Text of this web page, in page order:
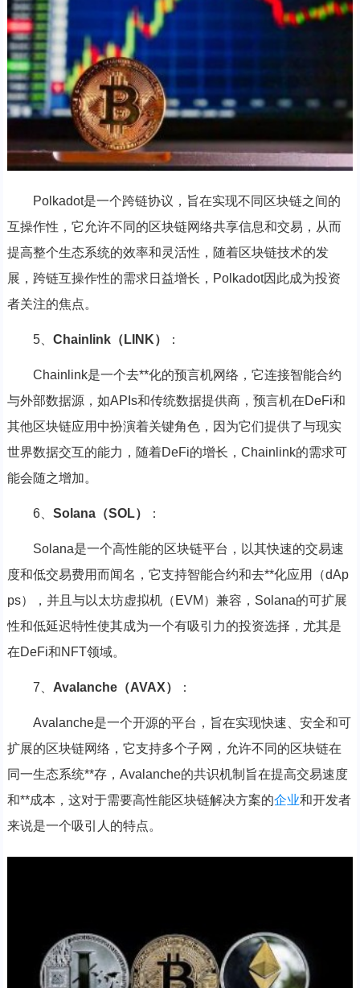
Polkadot是一个跨链协议，旨在实现不同区块链之间的
互操作性，它允许不同的区块链网络共享信息和交易，从而
提高整个生态系统的效率和灵活性，随着区块链技术的发
展，跨链互操作性的需求日益增长，Polkadot因此成为投资
者关注的焦点。
5、 Chainlink（LINK） ：
Chainlink是一个去**化的预言机网络，它连接智能合约
与外部数据源，如APIs和传统数据提供商，预言机在DeFi和
其他区块链应用中扮演着关键角色，因为它们提供了与现实
世界数据交互的能力，随着DeFi的增长，Chainlink的需求可
能会随之增加。
6、 Solana（SOL） ：
Solana是一个高性能的区块链平台，以其快速的交易速
度和低交易费用而闻名，它支持智能合约和去**化应用（dAp
ps），并且与以太坊虚拟机（EVM）兼容，Solana的可扩展
性和低延迟特性使其成为一个有吸引力的投资选择，尤其是
在DeFi和NFT领域。
7、 Avalanche（AVAX） ：
Avalanche是一个开源的平台，旨在实现快速、安全和可
扩展的区块链网络，它支持多个子网，允许不同的区块链在
同一生态系统**存，Avalanche的共识机制旨在提高交易速度
和**成本，这对于需要高性能区块链解决方案的企业和开发者
来说是一个吸引人的特点。